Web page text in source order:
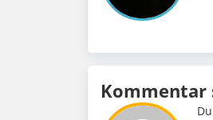
Kommentar